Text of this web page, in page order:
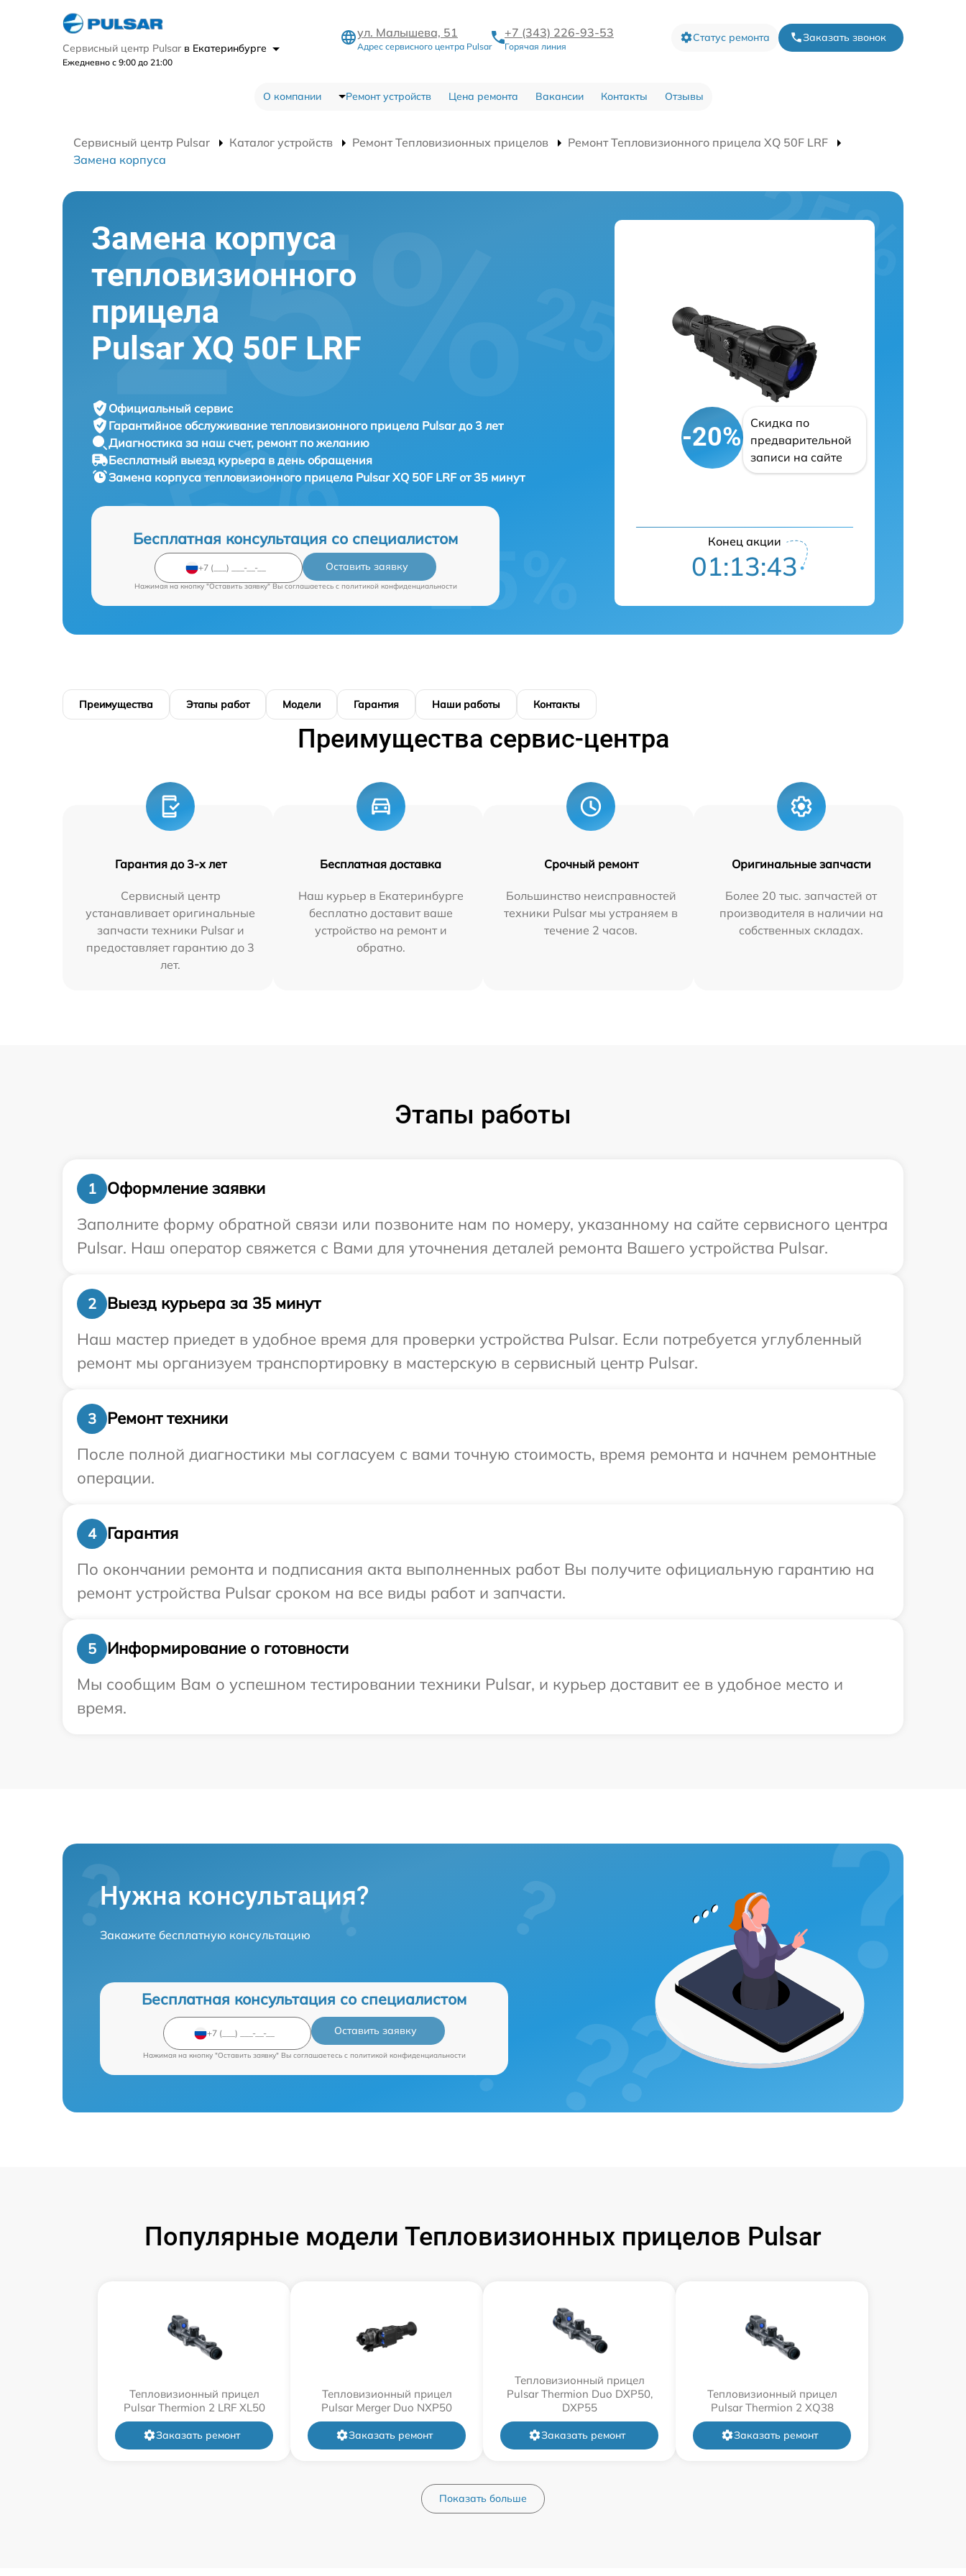
Сервисный центр Pulsar в Екатеринбурге
Ежедневно с 9:00 до 21:00
ул. Малышева, 51
Адрес сервисного центра Pulsar
+7 (343) 226-93-53
Горячая линия
Статус ремонта Заказать звонок
О компании Ремонт устройств Цена ремонта Вакансии Контакты Отзывы
Сервисный центр Pulsar Каталог устройств Ремонт Тепловизионных прицелов
Ремонт Тепловизионного прицела XQ 50F LRF
Замена корпуса
Замена корпуса
тепловизионного
прицела
Pulsar XQ 50F LRF
Официальный сервис
Гарантийное обслуживание тепловизионного прицела Pulsar до 3 лет
Диагностика за наш счет, ремонт по желанию
Бесплатный выезд курьера в день обращения
Замена корпуса тепловизионного прицела Pulsar XQ 50F LRF от 35 минут
Бесплатная консультация со специалистом
Оставить заявку
Нажимая на кнопку "Оставить заявку" Вы соглашаетесь c политикой конфиденциальности
-20%
Скидка по
предварительной
записи на сайте
Конец акции
01:13:42
Преимущества Этапы работ Модели Гарантия Наши работы Контакты
Преимущества сервис-центра
Гарантия до 3-х лет
Сервисный центр
устанавливает оригинальные
запчасти техники Pulsar и
предоставляет гарантию до 3
лет.
Бесплатная доставка
Наш курьер в Екатеринбурге
бесплатно доставит ваше
устройство на ремонт и
обратно.
Срочный ремонт
Большинство неисправностей
техники Pulsar мы устраняем в
течение 2 часов.
Оригинальные запчасти
Более 20 тыс. запчастей от
производителя в наличии на
собственных складах.
Этапы работы
1
Оформление заявки
Заполните форму обратной связи или позвоните нам по номеру, указанному на сайте сервисного центра
Pulsar. Наш оператор свяжется с Вами для уточнения деталей ремонта Вашего устройства Pulsar.
2
Выезд курьера за 35 минут
Наш мастер приедет в удобное время для проверки устройства Pulsar. Если потребуется углубленный
ремонт мы организуем транспортировку в мастерскую в сервисный центр Pulsar.
3
Ремонт техники
После полной диагностики мы согласуем с вами точную стоимость, время ремонта и начнем ремонтные
операции.
4
Гарантия
По окончании ремонта и подписания акта выполненных работ Вы получите официальную гарантию на
ремонт устройства Pulsar сроком на все виды работ и запчасти.
5
Информирование о готовности
Мы сообщим Вам о успешном тестировании техники Pulsar, и курьер доставит ее в удобное место и
время.
Нужна консультация?
Закажите бесплатную консультацию
Бесплатная консультация со специалистом
Оставить заявку
Нажимая на кнопку "Оставить заявку" Вы соглашаетесь c политикой конфиденциальности
Популярные модели Тепловизионных прицелов Pulsar
Тепловизионный прицел
Pulsar Thermion 2 LRF XL50
Заказать ремонт
Тепловизионный прицел
Pulsar Merger Duo NXP50
Заказать ремонт
Тепловизионный прицел
Pulsar Thermion Duo DXP50,
DXP55
Заказать ремонт
Тепловизионный прицел
Pulsar Thermion 2 XQ38
Заказать ремонт
Показать больше